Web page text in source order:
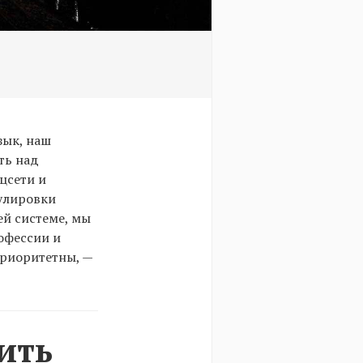
наш
над
и
системе, мы
и
—